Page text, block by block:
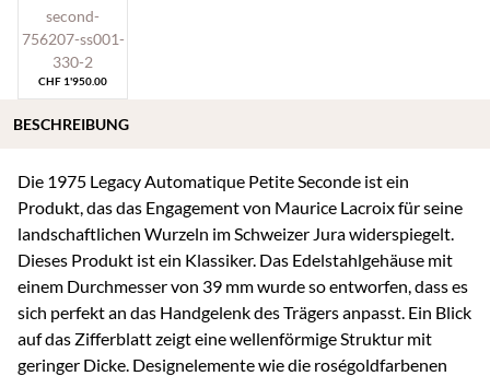
CHF 1'950.00
Die 1975 Legacy Automatique Petite Seconde ist ein
Produkt, das das Engagement von Maurice Lacroix für seine
landschaftlichen Wurzeln im Schweizer Jura widerspiegelt.
Dieses Produkt ist ein Klassiker. Das Edelstahlgehäuse mit
einem Durchmesser von 39 mm wurde so entworfen, dass es
sich perfekt an das Handgelenk des Trägers anpasst. Ein Blick
auf das Zifferblatt zeigt eine wellenförmige Struktur mit
geringer Dicke. Designelemente wie die roségoldfarbenen
BESCHREIBUNG